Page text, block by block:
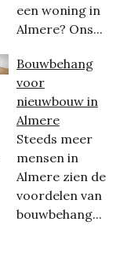
een woning in
Almere? Ons...
Bouwbehang
voor
nieuwbouw in
Almere
Steeds meer
mensen in
Almere zien de
voordelen van
bouwbehang...